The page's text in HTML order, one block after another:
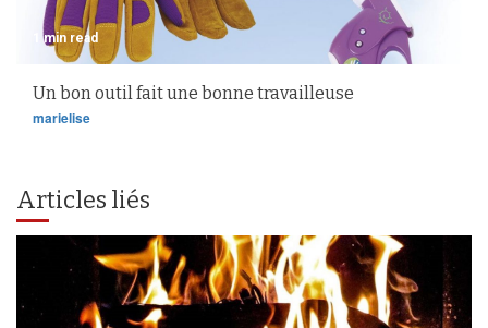
1 min read
Un bon outil fait une bonne travailleuse
marielise
Articles liés